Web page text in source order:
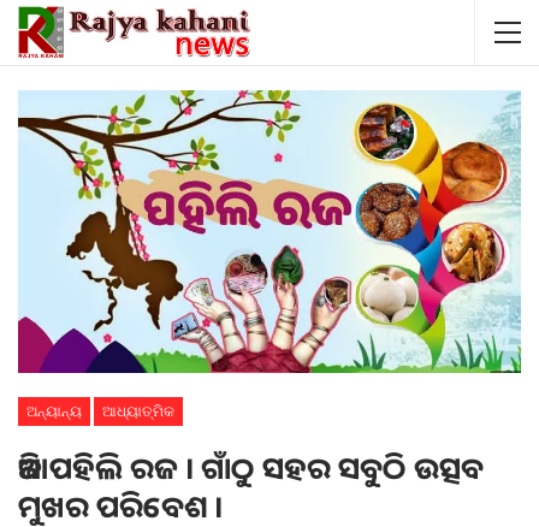
ଅନ୍ୟାନ୍ୟ ଆଧ୍ୟାତ୍ମିକ
ଆଜି ପହିଲି ରଜ । ଗାଁଠୁ ସହର ସବୁଠି ଉତ୍ସବ
ମୁଖର ପରିବେଶ ।